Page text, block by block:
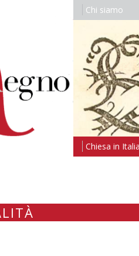
Chi siamo
Chiesa in Italia